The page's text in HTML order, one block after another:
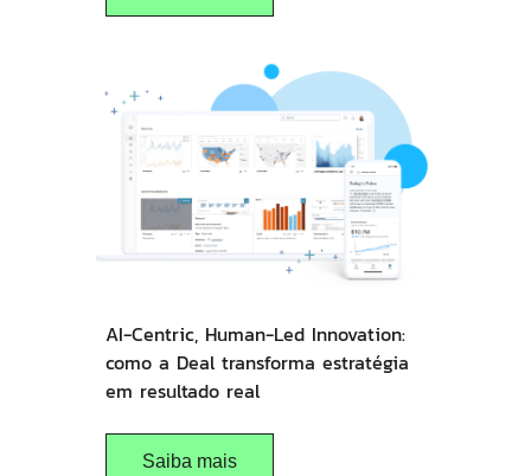
AI-Centric, Human-Led Innovation:
como a Deal transforma estratégia
em resultado real
Saiba mais